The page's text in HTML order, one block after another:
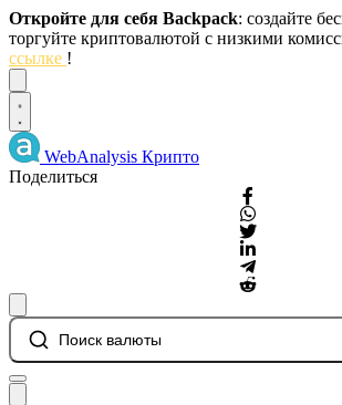
Откройте для себя Backpack: создайте
торгуйте криптовалютой с низкими
ссылке !
WebAnalysis Крипто
Поделиться
Поиск валюты